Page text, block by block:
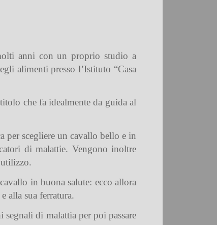
anni con un proprio studio a
alimenti presso l’Istituto “Casa
che fa idealmente da guida al
scegliere un cavallo bello e in
di malattie. Vengono inoltre
in buona salute: ecco allora
alla sua ferratura.
di malattia per poi passare